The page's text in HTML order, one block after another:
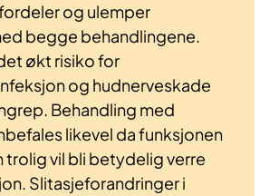
og ulemper
begge behandlingene.
økt risiko for
og hudnerveskade
Behandling med
likevel da funksjonen
trolig vil bli betydelig verre
Slitasjeforandringer i